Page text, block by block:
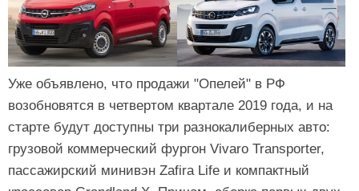
Уже объявлено, что продажи "Опелей" в РФ
возобновятся в четвертом квартале 2019 года, и на
старте будут доступны три разнокалиберных авто:
грузовой коммерческий фургон Vivaro Transporter,
пассажирский минивэн Zafira Life и компактный